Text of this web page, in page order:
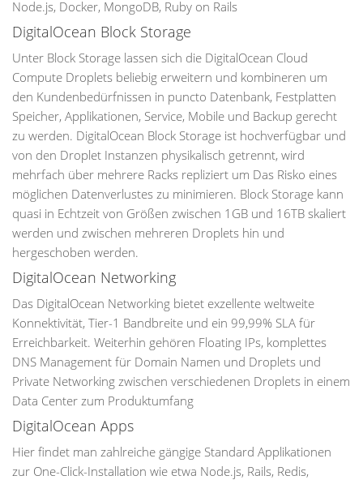
Node.js, Docker, MongoDB, Ruby on Rails
DigitalOcean Block Storage
Unter Block Storage lassen sich die DigitalOcean Cloud
Compute Droplets beliebig erweitern und kombineren um
den Kundenbedürfnissen in puncto Datenbank, Festplatten
Speicher, Applikationen, Service, Mobile und Backup gerecht
zu werden. DigitalOcean Block Storage ist hochverfügbar und
von den Droplet Instanzen physikalisch getrennt, wird
mehrfach über mehrere Racks repliziert um Das Risko eines
möglichen Datenverlustes zu minimieren. Block Storage kann
quasi in Echtzeit von Größen zwischen 1GB und 16TB skaliert
werden und zwischen mehreren Droplets hin und
hergeschoben werden.
DigitalOcean Networking
Das DigitalOcean Networking bietet exzellente weltweite
Konnektivität, Tier-1 Bandbreite und ein 99,99% SLA für
Erreichbarkeit. Weiterhin gehören Floating IPs, komplettes
DNS Management für Domain Namen und Droplets und
Private Networking zwischen verschiedenen Droplets in einem
Data Center zum Produktumfang
DigitalOcean Apps
Hier findet man zahlreiche gängige Standard Applikationen
zur One-Click-Installation wie etwa Node.js, Rails, Redis,